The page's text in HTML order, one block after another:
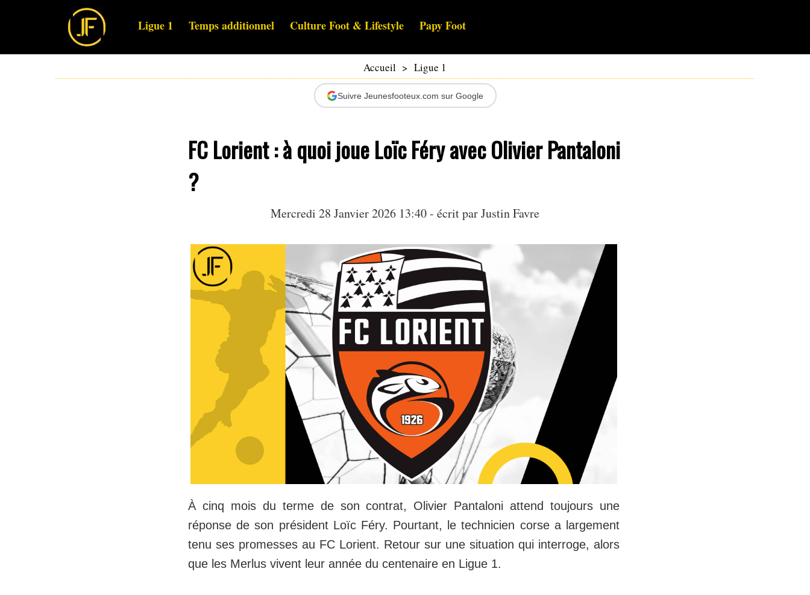
Ligue 1 Temps additionnel Culture Foot & Lifestyle Papy Foot
Accueil > Ligue 1
Suivre Jeunesfooteux.com sur Google
FC Lorient : à quoi joue Loïc Féry avec Olivier Pantaloni
?
Mercredi 28 Janvier 2026 13:40 - écrit parJustin Favre
À cinq mois du terme de son contrat, Olivier Pantaloni attend toujours une
réponse de son président Loïc Féry. Pourtant, le technicien corse a largement
tenu ses promesses au FC Lorient. Retour sur une situation qui interroge, alors
que les Merlus vivent leur année du centenaire en Ligue 1.